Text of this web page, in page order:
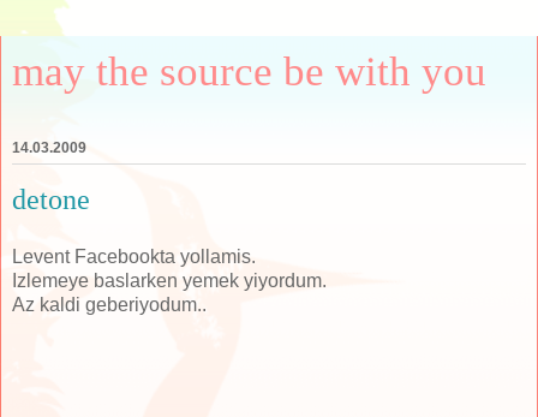
may the source be with you
14.03.2009
detone
Levent Facebookta yollamis.
Izlemeye baslarken yemek yiyordum.
Az kaldi geberiyodum..